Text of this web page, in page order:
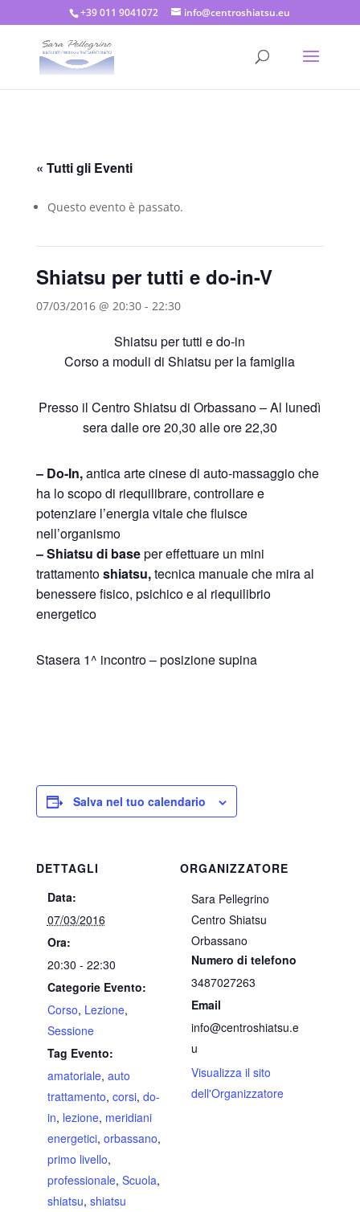
+39 011 9041072 info@centroshiatsu.eu
« Tutti gli Eventi
Questo evento è passato.
Shiatsu per tutti e do-in-V
07/03/2016 @ 20:30- 22:30
Shiatsu per tutti e do-in
Corso a moduli di Shiatsu per la famiglia
Presso il Centro Shiatsu di Orbassano – Al lunedì
sera dalle ore 20,30 alle ore 22,30
– Do-In,antica arte cinese di auto-massaggio che
ha lo scopo di riequilibrare, controllare e
potenziare l’energia vitale che fluisce
nell’organismo
– Shiatsu di baseper effettuare un mini
trattamentoshiatsu,tecnica manuale che mira al
benessere fisico, psichico e al riequilibrio
energetico
Stasera 1^ incontro – posizione supina
Salva nel tuo calendario
DETTAGLI
Data:
07/03/2016
Ora:
20:30 - 22:30
Categorie Evento:
Corso, Lezione,
Sessione
Tag Evento:
amatoriale, auto
trattamento, corsi, do-
in, lezione, meridiani
energetici, orbassano,
primo livello,
professionale, Scuola,
shiatsu, shiatsu
ORGANIZZATORE
Sara Pellegrino
Centro Shiatsu
Orbassano
Numero di telefono
3487027263
Email
info@centroshiatsu.e
u
Visualizza il sito
dell'Organizzatore